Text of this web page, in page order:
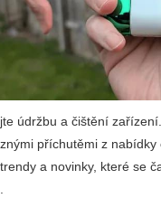
údržbu a čištění zařízení.
příchutěmi z nabídky
a novinky, které se